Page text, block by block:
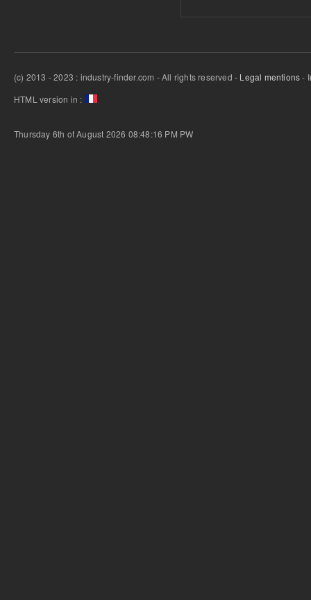
(c) 2013 - 2023 : industry-finder.com - All rights reserved - Legal mentions-
HTML version in :
Thursday 6th of August 2026 08:48:16 PM PW